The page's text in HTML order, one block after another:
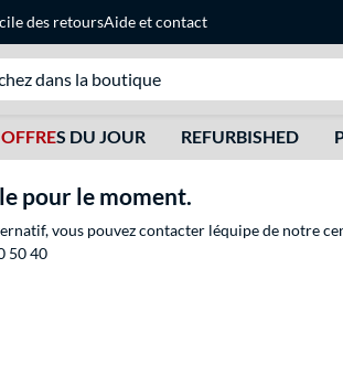
des retoursAideetcontact
OFFRES DU JOUR REFURBISHED
pour le moment.
vous pouvez contacter léquipe de notre
50 40